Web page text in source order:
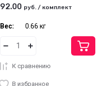
92.00 руб. / комплект
Вес: 0.66 кг
К сравнению
В избранное